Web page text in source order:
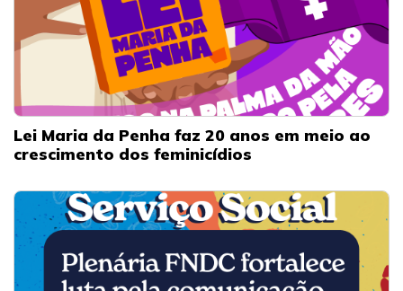
Lei Maria da Penha faz 20 anos em meio ao
crescimento dos feminicídios